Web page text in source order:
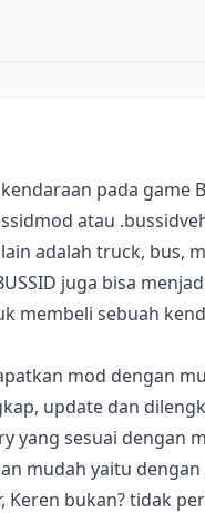
pada game
atau
adalah truck, bus,
juga bisa
membeli sebuah
mod dengan
update dan
yang sesuai dengan
mudah yaitu
Keren bukan? tidak